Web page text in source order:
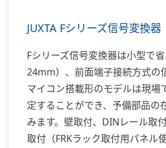
JUXTA Fシリーズ信号変換器
Fシリーズ信号変換器は小型で
24mm）、前面端子接続方式の
マイコン搭載形のモデルは現場
定することができ、予備部品の
みます。壁取付、DINレール取
取付（FRKラック取付用パネル